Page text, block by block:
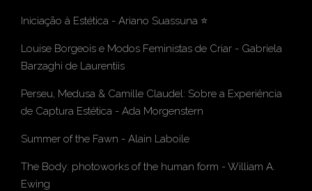
Iniciação à Estética - Ariano Suassuna ⭐
Louise Borgeois e Modos Feministas de Criar - Gabriela
Barzaghi de Laurentiis
Perseu, Medusa & Camille Claudel: Sobre a Experiência
de Captura Estética - Ada Morgenstern
Summer of the Fawn - Alain Laboile
The Body: photoworks of the human form - William A.
Ewing